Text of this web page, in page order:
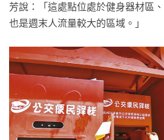
芳說：「這處點位處於健身器材區
也是週末人流量較大的區域。」